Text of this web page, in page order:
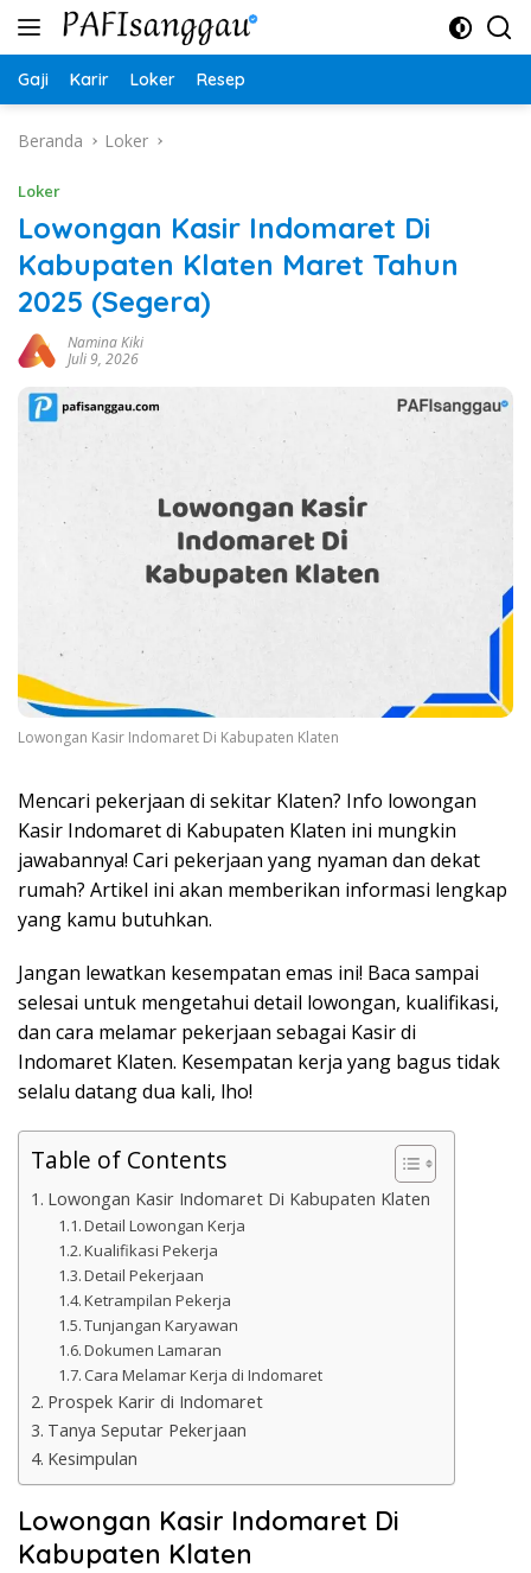
Langsung
Gaji Karir Loker Resep
Beranda Loker
Loker
Lowongan Kasir Indomaret Di
Kabupaten Klaten Maret Tahun
2025 (Segera)
Namina Kiki
Juli 9, 2026
Lowongan Kasir Indomaret Di Kabupaten Klaten
Mencari pekerjaan di sekitar Klaten? Info lowongan
Kasir Indomaret di Kabupaten Klaten ini mungkin
jawabannya! Cari pekerjaan yang nyaman dan dekat
rumah? Artikel ini akan memberikan informasi lengkap
yang kamu butuhkan.
Jangan lewatkan kesempatan emas ini! Baca sampai
selesai untuk mengetahui detail lowongan, kualifikasi,
dan cara melamar pekerjaan sebagai Kasir di
Indomaret Klaten. Kesempatan kerja yang bagus tidak
selalu datang dua kali, lho!
Table of Contents
Lowongan Kasir Indomaret Di Kabupaten Klaten
Detail Lowongan Kerja
Kualifikasi Pekerja
Detail Pekerjaan
Ketrampilan Pekerja
Tunjangan Karyawan
Dokumen Lamaran
Cara Melamar Kerja di Indomaret
Prospek Karir di Indomaret
Tanya Seputar Pekerjaan
Kesimpulan
Lowongan Kasir Indomaret Di
Kabupaten Klaten